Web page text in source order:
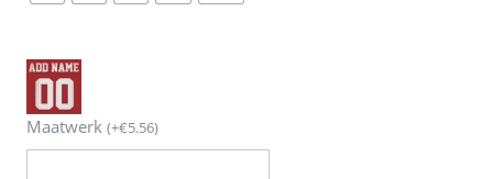
Maatwerk (+€5.56)